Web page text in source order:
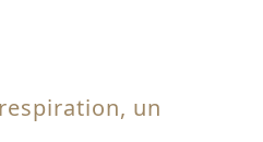
un